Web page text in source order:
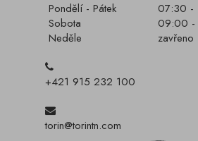
Pondělí - Pátek
07:30 -
Sobota
09:00 -
Neděle
zavřeno
+421 915 232 100
torin@torintn.com